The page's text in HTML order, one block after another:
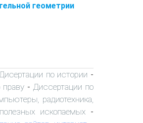
геометрии
Дисертации по истории -
праву - Диссертации по
радиотехника,
ископаемых -